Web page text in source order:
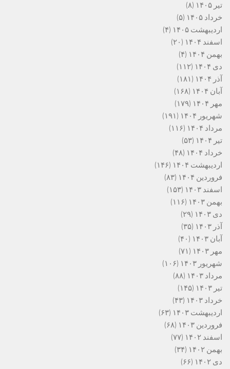
تیر ۱۴۰۵
(۸)
خرداد ۱۴۰۵
(۵)
اردیبهشت ۱۴۰۵
(۴)
اسفند ۱۴۰۴
(۲۰)
بهمن ۱۴۰۴
(۴)
دی ۱۴۰۴
(۱۱۲)
آذر ۱۴۰۴
(۱۸۱)
آبان ۱۴۰۴
(۱۶۸)
مهر ۱۴۰۴
(۱۷۹)
شهریور ۱۴۰۴
(۱۹۱)
مرداد ۱۴۰۴
(۱۱۶)
تیر ۱۴۰۴
(۵۳)
خرداد ۱۴۰۴
(۴۸)
اردیبهشت ۱۴۰۴
(۱۴۶)
فروردین ۱۴۰۴
(۸۳)
اسفند ۱۴۰۳
(۱۵۳)
بهمن ۱۴۰۳
(۱۱۶)
دی ۱۴۰۳
(۲۹)
آذر ۱۴۰۳
(۳۵)
آبان ۱۴۰۳
(۴۰)
مهر ۱۴۰۳
(۷۱)
شهریور ۱۴۰۳
(۱۰۶)
مرداد ۱۴۰۳
(۸۸)
تیر ۱۴۰۳
(۱۴۵)
خرداد ۱۴۰۳
(۴۳)
اردیبهشت ۱۴۰۳
(۶۳)
فروردین ۱۴۰۳
(۶۸)
اسفند ۱۴۰۲
(۷۷)
بهمن ۱۴۰۲
(۳۴)
دی ۱۴۰۲
(۶۶)